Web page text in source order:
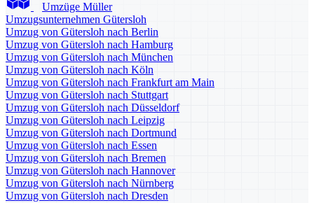
Umzüge Müller
Umzugsunternehmen Gütersloh
Umzug von Gütersloh nach Berlin
Umzug von Gütersloh nach Hamburg
Umzug von Gütersloh nach München
Umzug von Gütersloh nach Köln
Umzug von Gütersloh nach Frankfurt am Main
Umzug von Gütersloh nach Stuttgart
Umzug von Gütersloh nach Düsseldorf
Umzug von Gütersloh nach Leipzig
Umzug von Gütersloh nach Dortmund
Umzug von Gütersloh nach Essen
Umzug von Gütersloh nach Bremen
Umzug von Gütersloh nach Hannover
Umzug von Gütersloh nach Nürnberg
Umzug von Gütersloh nach Dresden